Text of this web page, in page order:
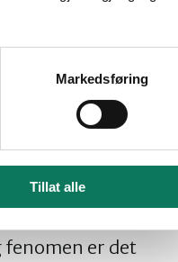
Markedsføring
Tillat alle
er det